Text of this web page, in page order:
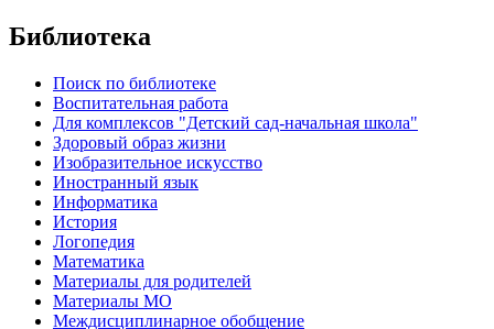
Библиотека
Поиск по библиотеке
Воспитательная работа
Для комплексов "Детский сад-начальная школа"
Здоровый образ жизни
Изобразительное искусство
Иностранный язык
Информатика
История
Логопедия
Математика
Материалы для родителей
Материалы МО
Междисциплинарное обобщение